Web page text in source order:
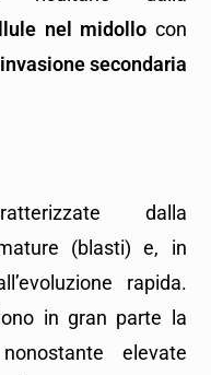
nel midollo con
invasionesecondaria
dalla
(blasti) e, in
rapida.
in gran parte la
elevate